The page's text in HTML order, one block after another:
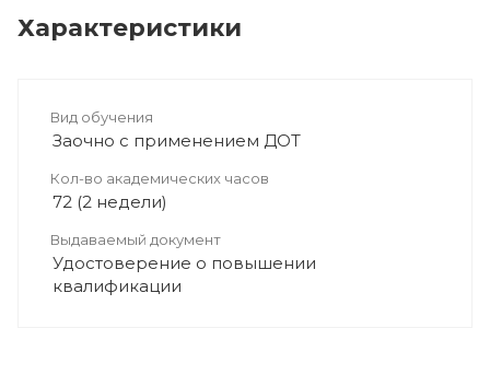
Характеристики
Вид обучения
Заочно с применением ДОТ
Кол-во академических часов
72 (2 недели)
Выдаваемый документ
Удостоверение о повышении
квалификации